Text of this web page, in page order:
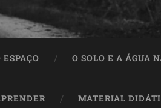
O SOLO E A ÁGUA
MATERIAL